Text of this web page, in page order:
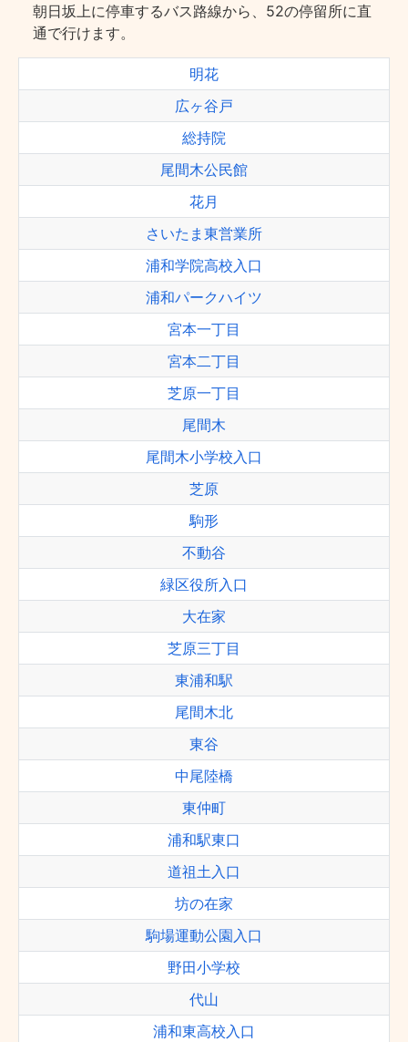
朝日坂上に停車するバス路線から、52の停留所に直
通で行けます。
明花
広ヶ谷戸
総持院
尾間木公民館
花月
さいたま東営業所
浦和学院高校入口
浦和パークハイツ
宮本一丁目
宮本二丁目
芝原一丁目
尾間木
尾間木小学校入口
芝原
駒形
不動谷
緑区役所入口
大在家
芝原三丁目
東浦和駅
尾間木北
東谷
中尾陸橋
東仲町
浦和駅東口
道祖土入口
坊の在家
駒場運動公園入口
野田小学校
代山
浦和東高校入口